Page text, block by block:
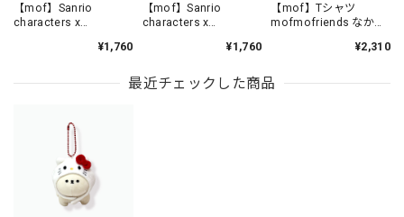
【mof】Sanrio
characters x
しミニポーチチャーム
フリーゼ / MFS005-1
¥1,760
【mof】Sanrio
characters x
しPVCキーホルダー
フリーゼ / MFS006-1
¥1,760
【mof】Tシャツ
mofmofriends なかよ
¥2,310
最近チェックした商品